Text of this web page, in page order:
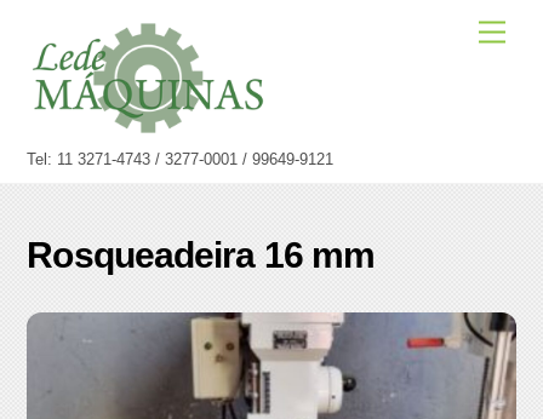
content
Tel: 11 3271-4743 / 3277-0001 / 99649-9121
Rosqueadeira 16 mm